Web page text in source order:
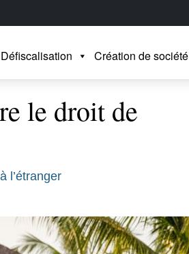
Défiscalisation Création de société
le droit de
l’étranger